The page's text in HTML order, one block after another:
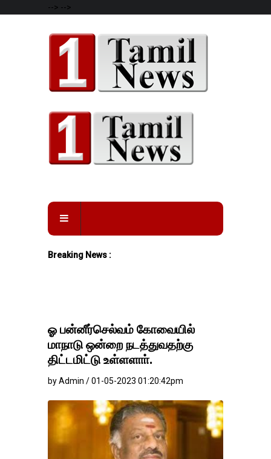
--> -->
Breaking News :
ஓ பன்னீர்செல்வம் கோவையில்
மாநாடு ஒன்றை நடத்துவதற்கு
திட்டமிட்டு உள்ளளாா்.
by Admin / 01-05-2023 01:20:42pm